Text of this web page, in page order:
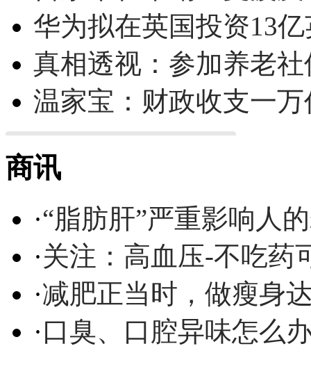
华为拟在英国投资13
真相透视：参加养老
温家宝：财政收支一
商讯
·“脂肪肝”严重影响人
·关注：高血压-不吃药
·减肥正当时，做瘦身
·口臭、口腔异味怎么